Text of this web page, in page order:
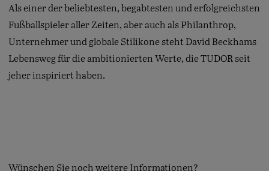
Als einer der beliebtesten, begabtesten und erfolgreichsten
Fußballspieler aller Zeiten, aber auch als Philanthrop,
Unternehmer und globale Stilikone steht David Beckhams
Lebensweg für die ambitionierten Werte, die TUDOR seit
jeher inspiriert haben.
Wünschen Sie noch weitere Informationen?